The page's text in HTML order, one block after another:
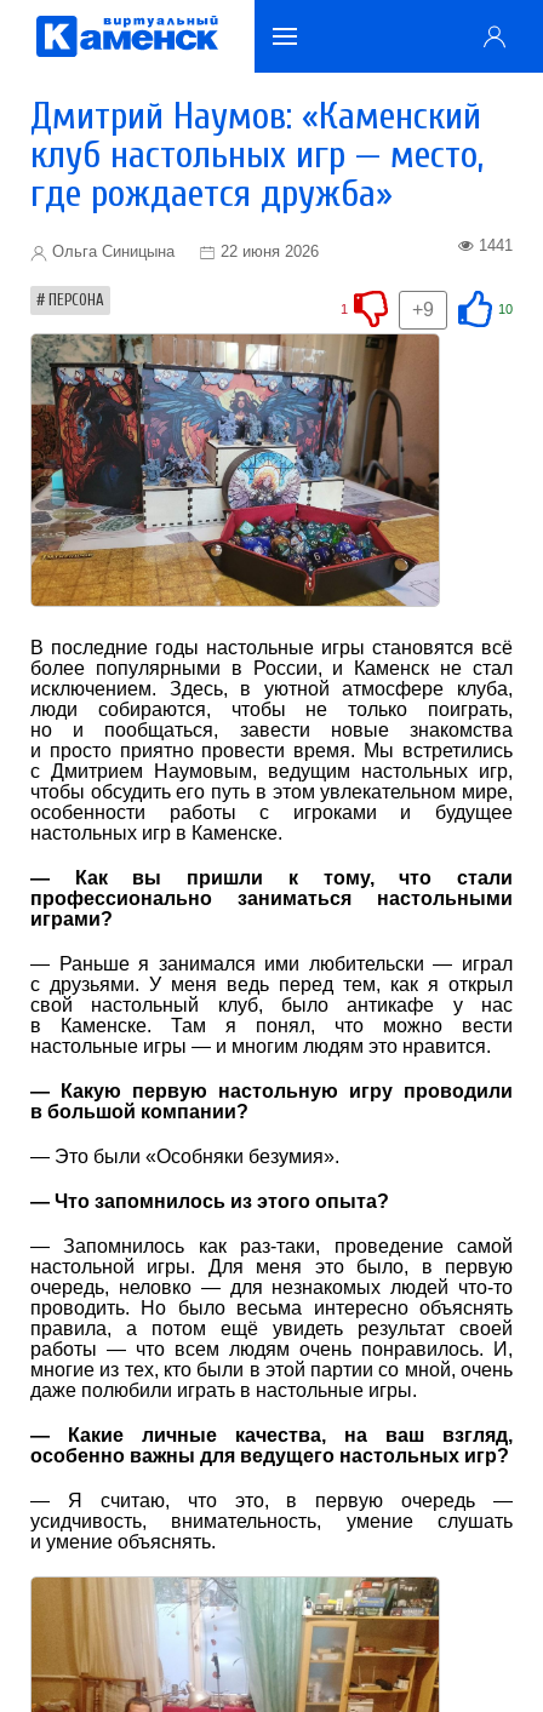
Дмитрий Наумов: «Каменский
клуб настольных игр — место,
где рождается дружба»
Ольга Синицына 22 июня 2026 1441
ПЕРСОНА 10
+9
1
В последние годы настольные игры становятся всё
более популярными в России, и Каменск не стал
исключением. Здесь, в уютной атмосфере клуба,
люди собираются, чтобы не только поиграть,
но и пообщаться, завести новые знакомства
и просто приятно провести время. Мы встретились
с Дмитрием Наумовым, ведущим настольных игр,
чтобы обсудить его путь в этом увлекательном мире,
особенности работы с игроками и будущее
настольных игр в Каменске.
— Как вы пришли к тому, что стали
профессионально заниматься настольными
играми?
— Раньше я занимался ими любительски — играл
с друзьями. У меня ведь перед тем, как я открыл
свой настольный клуб, было антикафе у нас
в Каменске. Там я понял, что можно вести
настольные игры — и многим людям это нравится.
— Какую первую настольную игру проводили
в большой компании?
— Это были «Особняки безумия».
— Что запомнилось из этого опыта?
— Запомнилось как раз-таки, проведение самой
настольной игры. Для меня это было, в первую
очередь, неловко — для незнакомых людей что-то
проводить. Но было весьма интересно объяснять
правила, а потом ещё увидеть результат своей
работы — что всем людям очень понравилось. И,
многие из тех, кто были в этой партии со мной, очень
даже полюбили играть в настольные игры.
— Какие личные качества, на ваш взгляд,
особенно важны для ведущего настольных игр?
— Я считаю, что это, в первую очередь —
усидчивость, внимательность, умение слушать
и умение объяснять.